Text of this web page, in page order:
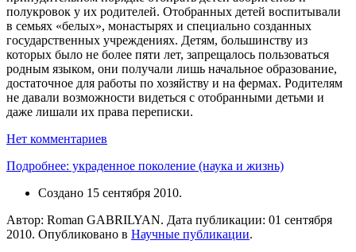
полукровок у их родителей. Отобранных детей воспитывали
в семьях «белых», монастырях и специально созданных
государственных учреждениях. Детям, большинству из
которых было не более пяти лет, запрещалось пользоваться
родным языком, они получали лишь начальное образование,
достаточное для работы по хозяйству и на фермах. Родителям
не давали возможности видеться с отобранными детьми и
даже лишали их права переписки.
Нет комментариев
Подробнее: украденное поколение (наука и жизнь)
Создано 15 сентября 2010.
Автор: Roman GABRILYAN. Дата публикации: 01 сентября
2010. Опубликовано в Научные публикации.